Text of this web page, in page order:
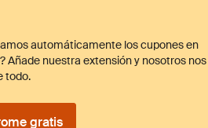
automáticamente los cupones en
Añade nuestra extensión y nosotros nos
todo.
gratis